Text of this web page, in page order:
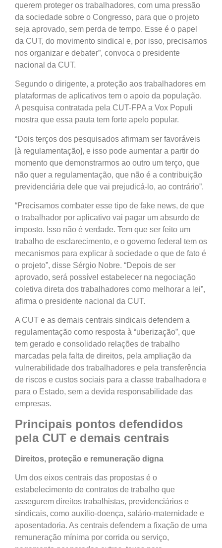
querem proteger os trabalhadores, com uma pressão
da sociedade sobre o Congresso, para que o projeto
seja aprovado, sem perda de tempo. Esse é o papel
da CUT, do movimento sindical e, por isso, precisamos
nos organizar e debater”, convoca o presidente
nacional da CUT.
Segundo o dirigente, a proteção aos trabalhadores em
plataformas de aplicativos tem o apoio da população.
A pesquisa contratada pela CUT-FPA a Vox Populi
mostra que essa pauta tem forte apelo popular.
“Dois terços dos pesquisados afirmam ser favoráveis
[à regulamentação], e isso pode aumentar a partir do
momento que demonstrarmos ao outro um terço, que
não quer a regulamentação, que não é a contribuição
previdenciária dele que vai prejudicá-lo, ao contrário”.
“Precisamos combater esse tipo de fake news, de que
o trabalhador por aplicativo vai pagar um absurdo de
imposto. Isso não é verdade. Tem que ser feito um
trabalho de esclarecimento, e o governo federal tem os
mecanismos para explicar à sociedade o que de fato é
o projeto”, disse Sérgio Nobre. “Depois de ser
aprovado, será possível estabelecer na negociação
coletiva direta dos trabalhadores como melhorar a lei”,
afirma o presidente nacional da CUT.
A CUT e as demais centrais sindicais defendem a
regulamentação como resposta à “uberização”, que
tem gerado e consolidado relações de trabalho
marcadas pela falta de direitos, pela ampliação da
vulnerabilidade dos trabalhadores e pela transferência
de riscos e custos sociais para a classe trabalhadora e
para o Estado, sem a devida responsabilidade das
empresas.
Principais pontos defendidos
pela CUT e demais centrais
Direitos, proteção e remuneração digna
Um dos eixos centrais das propostas é o
estabelecimento de contratos de trabalho que
assegurem direitos trabalhistas, previdenciários e
sindicais, como auxílio-doença, salário-maternidade e
aposentadoria. As centrais defendem a fixação de uma
remuneração mínima por corrida ou serviço,